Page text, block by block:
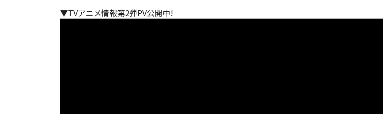
▼TVアニメ情報第2弾PV公開中!